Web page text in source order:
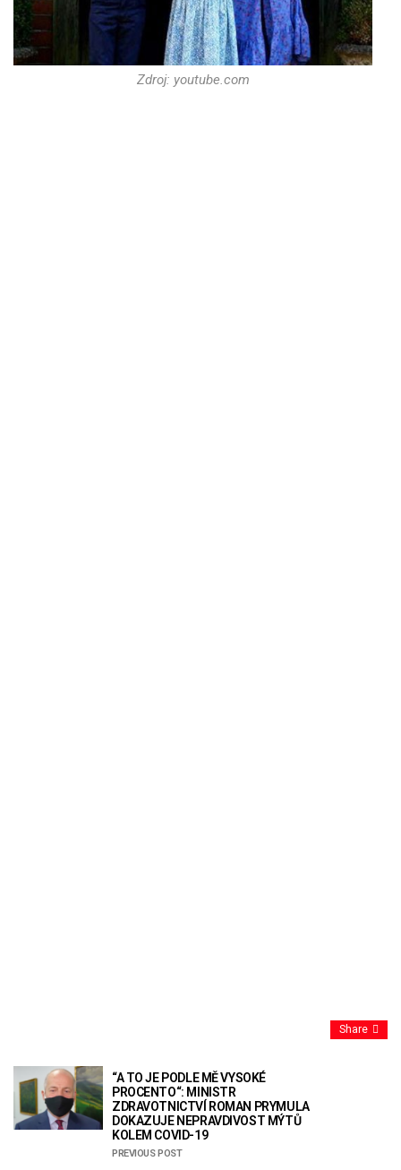
Zdroj: youtube.com
Share
“A TO JE PODLE MĚ VYSOKÉ
PROCENTO“: MINISTR
ZDRAVOTNICTVÍ ROMAN PRYMULA
DOKAZUJE NEPRAVDIVOST MÝTŮ
KOLEM COVID-19
PREVIOUS POST